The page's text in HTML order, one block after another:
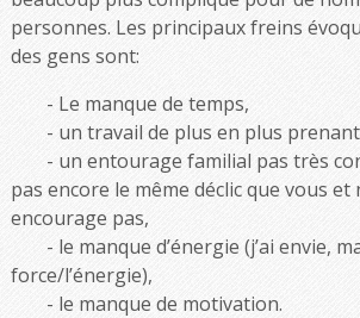
personnes. Les principaux freins
des gens sont:
Le manque de temps,
un travail de plus en plus
un entourage familial pas très
pas encore le même déclic que vous et
encourage pas,
le manque d’énergie (j’ai envie,
force/l’énergie),
le manque de motivation.